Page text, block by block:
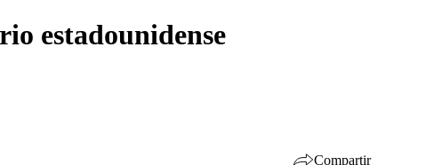
estadounidense
Compartir